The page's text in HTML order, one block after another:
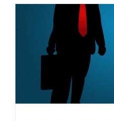
Plazo para la
cuentas anuales